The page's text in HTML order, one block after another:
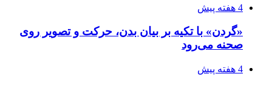
4 هفته پیش
«گردن» با تکیه بر بیان بدن، حرکت و تصویر روی
صحنه می‌رود
4 هفته پیش